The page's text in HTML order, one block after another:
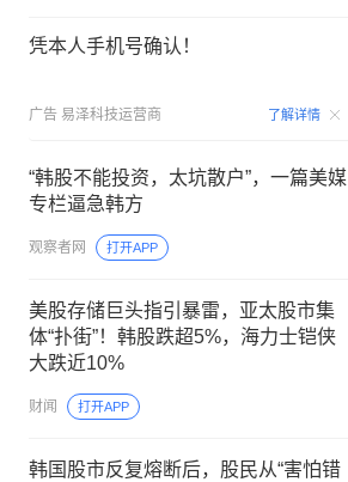
凭本人手机号确认！
广告 易泽科技运营商 了解详情
“韩股不能投资，太坑散户”，一篇美媒
专栏逼急韩方
观察者网 打开APP
美股存储巨头指引暴雷，亚太股市集
体“扑街”！韩股跌超5%，海力士铠侠
大跌近10%
财闻 打开APP
韩国股市反复熔断后，股民从“害怕错